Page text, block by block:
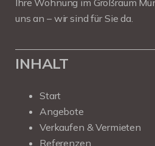
Ihre Wohnung im Großraum
uns an – wir sind für Sie da.
INHALT
Start
Angebote
Verkaufen & Vermieten
Referenzen